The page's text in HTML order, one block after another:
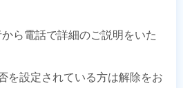
ら電話で詳細のご説明をいた
を設定されている方は解除をお